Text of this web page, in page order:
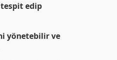
edip
yönetebilir ve